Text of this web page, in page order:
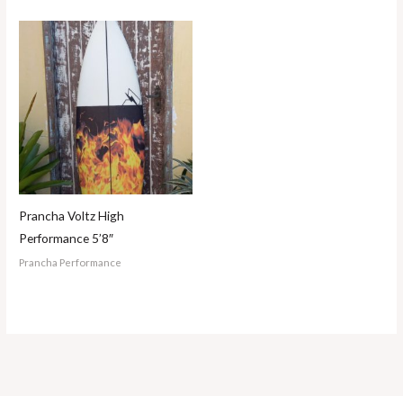
Prancha Voltz High
Performance 5’8″
Prancha Performance